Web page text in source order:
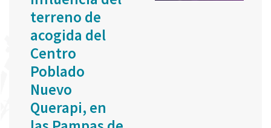
terreno de
acogida del
Centro
Poblado
Nuevo
Querapi, en